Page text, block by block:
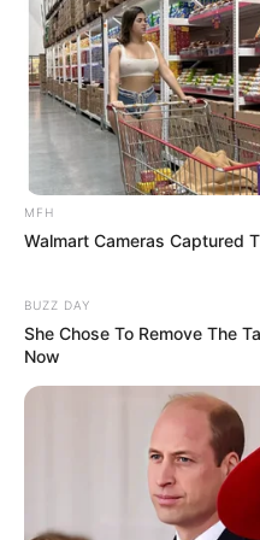
Tinggi: 158 cm
Berat: 45 kg
Golongan Darah: –
Warna Rambut: Hitam
Warna Mata: Hitam
Warna Kulit: Putih
Ukuran sepatu: –
Ukuran pakaian: –
Keluarga
MFH
Walmart Cameras Captured
BUZZ DAY
She Chose To Remove The
Now